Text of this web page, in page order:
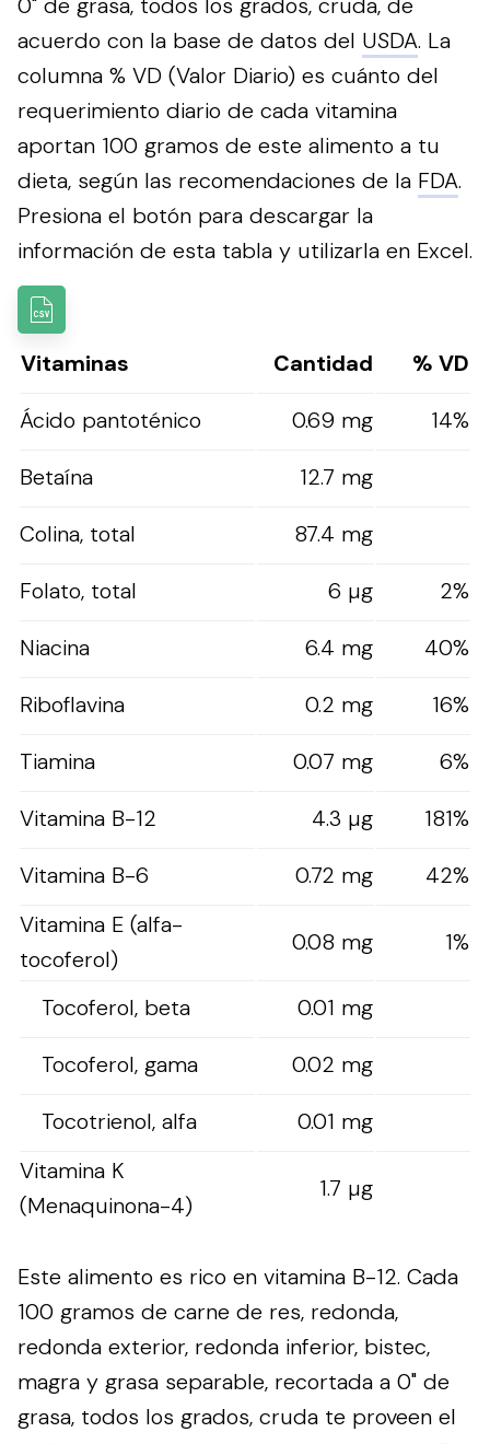
acuerdo con la base de datos del USDA. La
columna % VD (Valor Diario) es cuánto del
requerimiento diario de cada vitamina
aportan 100 gramos de este alimento a tu
dieta, según las recomendaciones de la FDA.
Presiona el botón para descargar la
información de esta tabla y utilizarla en Excel.
Vitaminas Cantidad
% VD
Ácido pantoténico
0.69 mg
14%
Betaína
12.7 mg
Colina, total
87.4 mg
Folato, total
6 µg
2%
Niacina
6.4 mg
40%
Riboflavina
0.2 mg
16%
Tiamina
0.07 mg
6%
Vitamina B-12
4.3 µg
181%
Vitamina B-6
0.72 mg
42%
Vitamina E (alfa-
tocoferol)
0.08 mg 1%
Tocoferol, beta
0.01 mg
Tocoferol, gama
0.02 mg
Tocotrienol, alfa
0.01 mg
Vitamina K
(Menaquinona-4)
1.7 µg
Este alimento es rico en vitamina B-12. Cada
100 gramos de carne de res, redonda,
redonda exterior, redonda inferior, bistec,
magra y grasa separable, recortada a 0" de
grasa, todos los grados, cruda te proveen el